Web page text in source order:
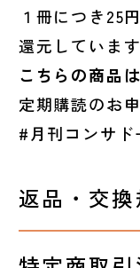
１冊につき25
還元しています
こちらの商品
定期購読のお
#月刊コンサド
返品・交換